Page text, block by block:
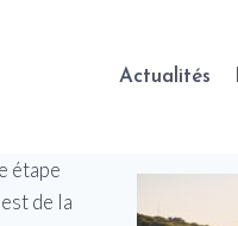
Actualités